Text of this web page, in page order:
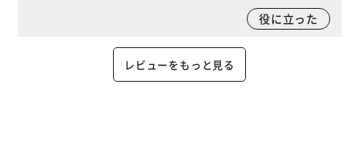
役に立った
レビューをもっと見る